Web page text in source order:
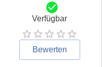
Verfügbar
Bewerten